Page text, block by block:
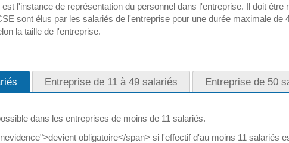
l'instance de représentation du personnel dans l'entreprise. Il doit
sont élus par les salariés de l'entreprise pour une durée maximale
la taille de l'entreprise.
Entreprise de 11 à 49 salariés Entreprise de 50
dans les entreprises de moins de 11 salariés.
obligatoire</span> si l'effectif d'au moins 11 salariés